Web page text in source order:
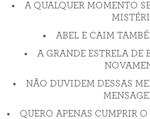
A QUALQUER MOMENTO
ABEL E CAIM
A GRANDE ESTRELA DE
NÃO DUVIDEM DESSAS
QUERO APENAS CUMPRIR